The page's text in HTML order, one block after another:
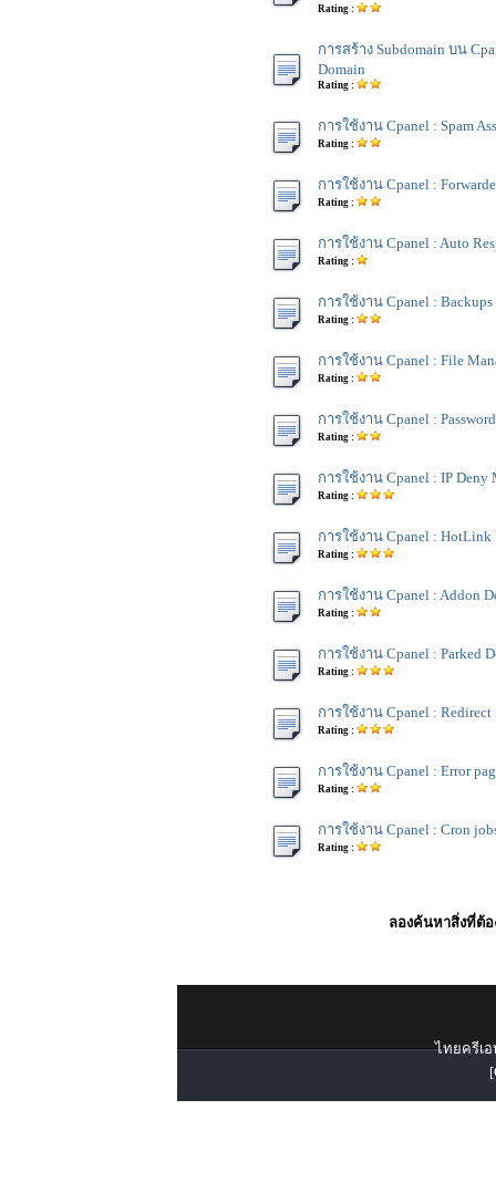
Rating :
การสร้าง Subdomain บน
Domain
Rating :
การใช้งาน Cpanel : Spam
Rating :
การใช้งาน Cpanel :
Rating :
การใช้งาน Cpanel : Auto
Rating :
การใช้งาน Cpanel : Backups
Rating :
การใช้งาน Cpanel : File
Rating :
การใช้งาน Cpanel :
Rating :
การใช้งาน Cpanel : IP Deny
Rating :
การใช้งาน Cpanel : HotLink
Rating :
การใช้งาน Cpanel : Addon
Rating :
การใช้งาน Cpanel : Parked
Rating :
การใช้งาน Cpanel : Redirect
Rating :
การใช้งาน Cpanel : Error
Rating :
การใช้งาน Cpanel : Cron
Rating :
ลองค้นหาสิ่งที่ต้อ
ไทยครีเอ
[